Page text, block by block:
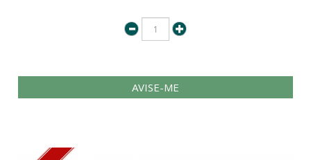
AVISE-ME